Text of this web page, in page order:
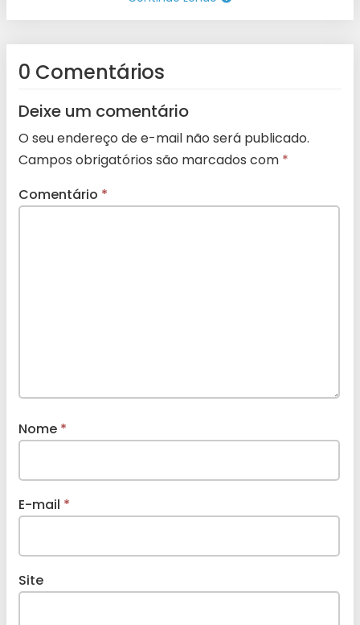
0 Comentários
Deixe um comentário
O seu endereço de e-mail não será publicado.
Campos obrigatórios são marcados com *
Comentário *
Nome *
E-mail *
Site